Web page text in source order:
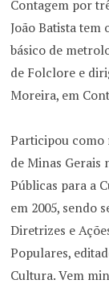
Contagem por
João Batista
básico de
de Folclore e
Moreira, em
Participou como
de Minas Gerais
Públicas para a
em 2005, sendo
Diretrizes e
Populares,
Cultura. Vem